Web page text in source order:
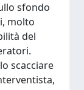
sfondo
molto
del
scacciare